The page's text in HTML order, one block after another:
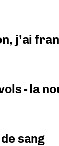
j’ai
- la
sang